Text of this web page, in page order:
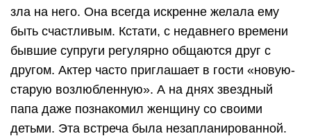
зла на него. Она всегда искренне желала ему
быть счастливым. Кстати, с недавнего времени
бывшие супруги регулярно общаются друг с
другом. Актер часто приглашает в гости «новую-
старую возлюбленную». А на днях звездный
папа даже познакомил женщину со своими
детьми. Эта встреча была незапланированной.